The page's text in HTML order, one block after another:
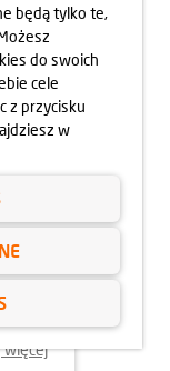
więcej
będą tylko te,
do swoich
cele
z przycisku
w